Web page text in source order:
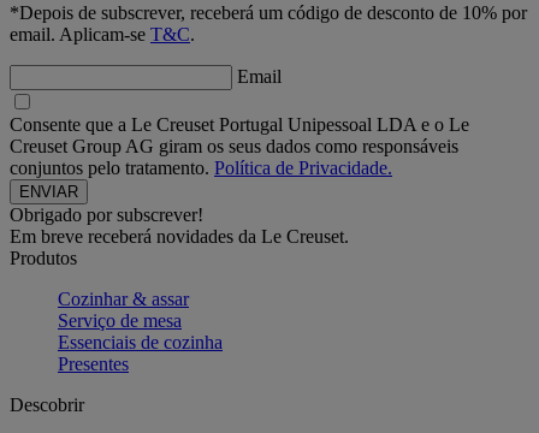
*Depois de subscrever, receberá um código de desconto de 10% por
email. Aplicam-se T&C.
Email
Consente que a Le Creuset Portugal Unipessoal LDA e o Le
Creuset Group AG giram os seus dados como responsáveis
conjuntos pelo tratamento. Política de Privacidade.
Obrigado por subscrever!
Em breve receberá novidades da Le Creuset.
Produtos
Cozinhar & assar
Serviço de mesa
Essenciais de cozinha
Presentes
Descobrir